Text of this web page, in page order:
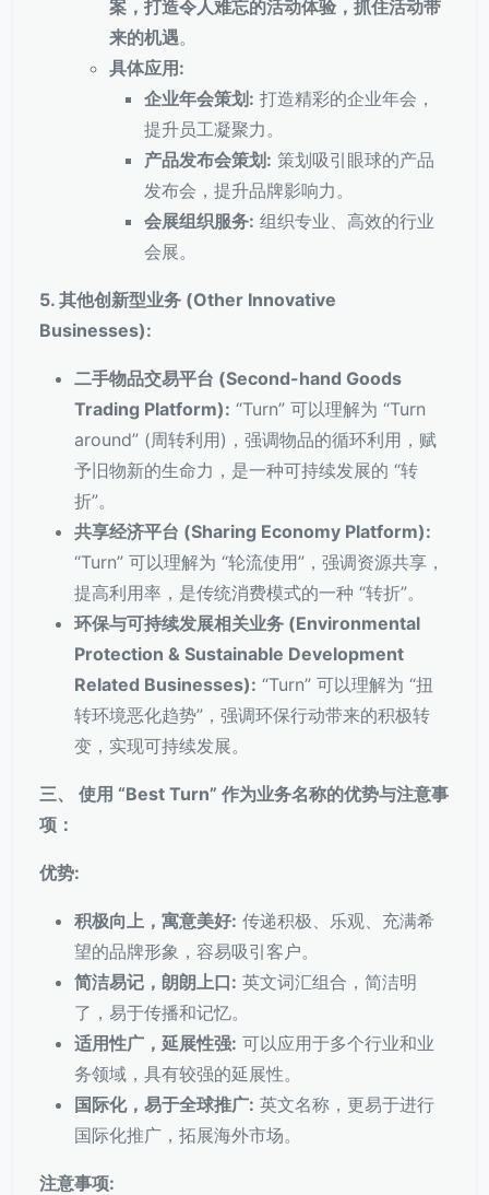
案，打造令人难忘的活动体验，抓住活动带
来的机遇。
具体应用:
企业年会策划: 打造精彩的企业年会，
提升员工凝聚力。
产品发布会策划: 策划吸引眼球的产品
发布会，提升品牌影响力。
会展组织服务: 组织专业、高效的行业
会展。
5. 其他创新型业务 (Other Innovative
Businesses):
二手物品交易平台 (Second-hand Goods
Trading Platform): “Turn” 可以理解为 “Turn
around” (周转利用)，强调物品的循环利用，赋
予旧物新的生命力，是一种可持续发展的 “转
折”。
共享经济平台 (Sharing Economy Platform):
“Turn” 可以理解为 “轮流使用”，强调资源共享，
提高利用率，是传统消费模式的一种 “转折”。
环保与可持续发展相关业务 (Environmental
Protection & Sustainable Development
Related Businesses): “Turn” 可以理解为 “扭
转环境恶化趋势”，强调环保行动带来的积极转
变，实现可持续发展。
三、 使用 “Best Turn” 作为业务名称的优势与注意事
项：
优势:
积极向上，寓意美好: 传递积极、乐观、充满希
望的品牌形象，容易吸引客户。
简洁易记，朗朗上口: 英文词汇组合，简洁明
了，易于传播和记忆。
适用性广，延展性强: 可以应用于多个行业和业
务领域，具有较强的延展性。
国际化，易于全球推广: 英文名称，更易于进行
国际化推广，拓展海外市场。
注意事项: